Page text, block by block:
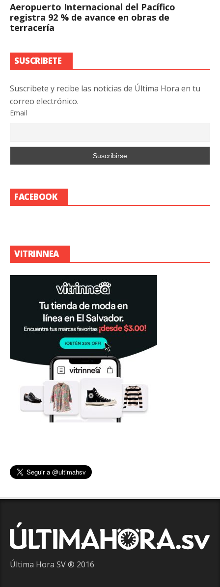
Aeropuerto Internacional del Pacífico
registra 92 % de avance en obras de
terracería
SUSCRIBETE
Suscribete y recibe las noticias de Última Hora en tu
correo electrónico.
Email
FACEBOOK
VITRINNEA
Última Hora SV ® 2016